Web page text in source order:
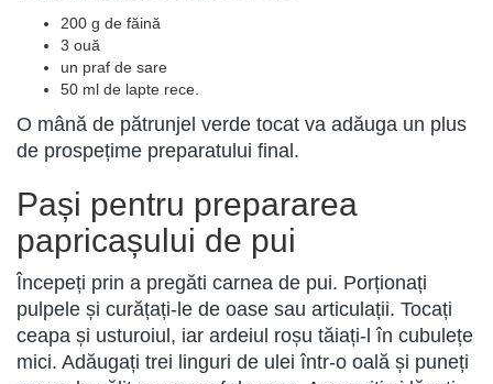
200 g de făină
3 ouă
un praf de sare
50 ml de lapte rece.
O mână de pătrunjel verde tocat va adăuga un plus
de prospețime preparatului final.
Pași pentru prepararea
papricașului de pui
Începeți prin a pregăti carnea de pui. Porționați
pulpele și curățați-le de oase sau articulații. Tocați
ceapa și usturoiul, iar ardeiul roșu tăiați-l în cubulețe
mici. Adăugați trei linguri de ulei într-o oală și puneți